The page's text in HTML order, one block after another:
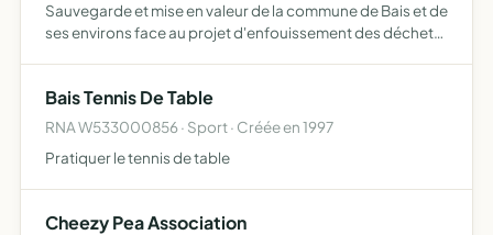
Sauvegarde et mise en valeur de la commune de Bais et de
ses environs face au projet d'enfouissement des déchets
Bais Tennis De Table
RNA W533000856 · Sport · Créée en 1997
Pratiquer le tennis de table
Cheezy Pea Association